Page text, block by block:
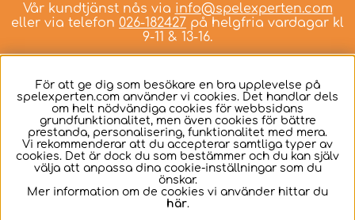
Vår kundtjänst nås via info@spelexperten.com
eller via telefon 026-182427 på helgfria vardagar kl
9-11 & 13-16.
Svenska
För att ge dig som besökare en bra upplevelse på
spelexperten.com använder vi cookies. Det handlar dels
om helt nödvändiga cookies för webbsidans
grundfunktionalitet, men även cookies för bättre
prestanda, personalisering, funktionalitet med mera.
Vi rekommenderar att du accepterar samtliga typer av
cookies. Det är dock du som bestämmer och du kan själv
välja att anpassa dina cookie-inställningar som du
önskar.
Mer information om de cookies vi använder hittar du
här.